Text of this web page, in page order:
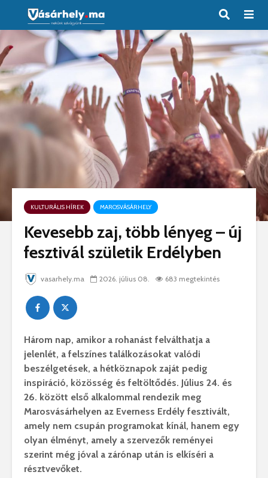
KULTURÁLIS HÍREK MAROSVÁSÁRHELY
Kevesebb zaj, több lényeg – új
fesztivál születik Erdélyben
vasarhely.ma 2026. július 08. 683 megtekintés
Három nap, amikor a rohanást felválthatja a
jelenlét, a felszínes találkozásokat valódi
beszélgetések, a hétköznapok zaját pedig
inspiráció, közösség és feltöltődés. Július 24. és
26. között első alkalommal rendezik meg
Marosvásárhelyen az Everness Erdély fesztivált,
amely nem csupán programokat kínál, hanem egy
olyan élményt, amely a szervezők reményei
szerint még jóval a zárónap után is elkíséri a
résztvevőket.